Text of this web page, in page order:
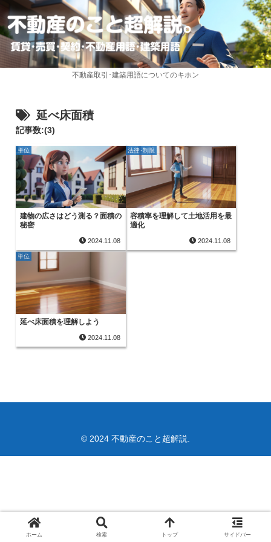
不動産取引･建築用語についてのキホン
延べ床面積
記事数:(3)
単位
建物の広さはどう測る？面積の
秘密
2024.11.08
法律･制限
容積率を理解して土地活用を最
適化
2024.11.08
単位
延べ床面積を理解しよう
2024.11.08
© 2024 不動産のこと超解説.
ホーム 検索 トップ サイドバー